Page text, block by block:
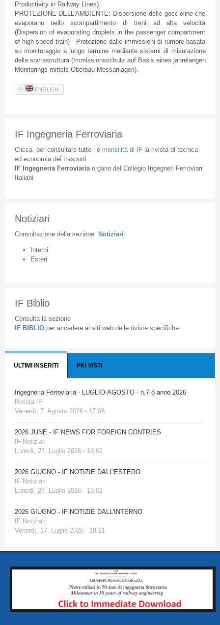
Productivity in Railway Lines).
PROTEZIONE DELL'AMBIENTE: Dispersione delle goccioline che
evaporano nello scompartimento di treni ad alta velocità
(Dispersion of evaporating droplets in the passenger compartment
of high-speed train) - Protezione dalle immissioni di rumore basata
su monitoraggio a lungo termine mediante sistemi di misurazione
della sovrastruttura (Immissionsschutz auf Basis eines jahrelangen
Monitorings mittels Oberbau-Messanlagen).
ENGLISH
IF Ingegneria Ferroviaria
Cliccaper consultare tuttele mensilità di IFla rivista di tecnica
ed economia dei trasporti
IF Ingegneria Ferroviaria organodel Collegio Ingegneri Ferroviari
Italiani
Notiziari
Consultazione della sezione Notiziari
Interni
Esteri
IF Biblio
Consulta la sezione
IF BIBLIO per accedere ai siti web delle riviste specifiche
ULTIMI INSERITI PIÙ VISTI
Ingegneria Ferroviaria - LUGLIO-AGOSTO - n.7-8 anno 2026
Rivista IF
Venerdì, 7. Agosto 2026 - 17:08
2026 JUNE - IF NEWS FOR FOREIGN CONTRIES
IF Notiziari
Lunedì, 27. Luglio 2026 - 18:02
2026 GIUGNO - IF NOTIZIE DALL'ESTERO
IF Notiziari
Lunedì, 27. Luglio 2026 - 18:02
2026 GIUGNO - IF NOTIZIE DALL'INTERNO
IF Notiziari
Venerdì, 17. Luglio 2026 - 18:21